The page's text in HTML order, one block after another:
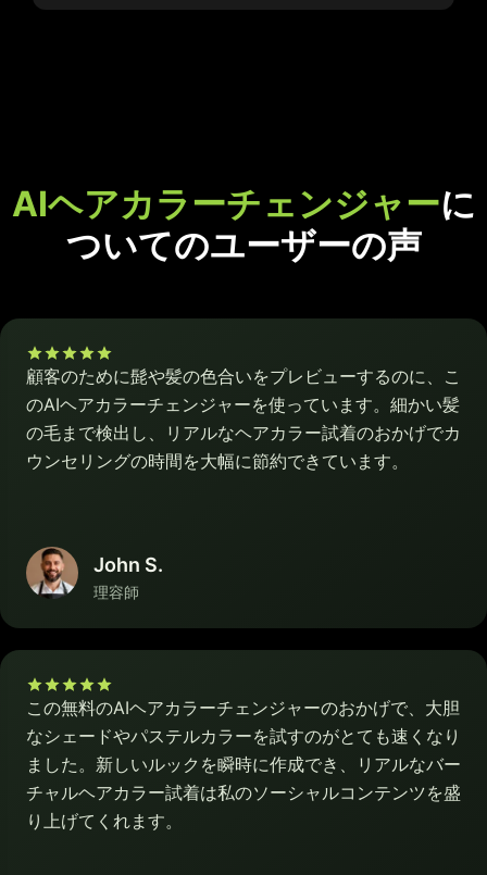
AIヘアカラーチェンジャーに
ついてのユーザーの声
顧客のために髭や髪の色合いをプレビューするのに、こ
のAIヘアカラーチェンジャーを使っています。細かい髪
の毛まで検出し、リアルなヘアカラー試着のおかげでカ
ウンセリングの時間を大幅に節約できています。
John S.
理容師
この無料のAIヘアカラーチェンジャーのおかげで、大胆
なシェードやパステルカラーを試すのがとても速くなり
ました。新しいルックを瞬時に作成でき、リアルなバー
チャルヘアカラー試着は私のソーシャルコンテンツを盛
り上げてくれます。